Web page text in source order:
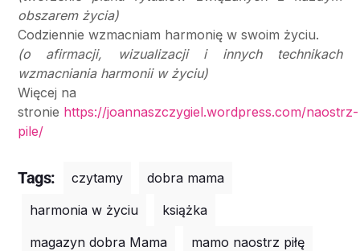
obszarem życia)
Codziennie wzmacniam harmonię w swoim życiu.
(o afirmacji, wizualizacji i innych technikach
wzmacniania harmonii w życiu)
Więcej na
stronie https://joannaszczygiel.wordpress.com/naostrz-
pile/
Tags: czytamy
dobra mama
harmonia w życiu
książka
magazyn dobra Mama
mamo naostrz piłę